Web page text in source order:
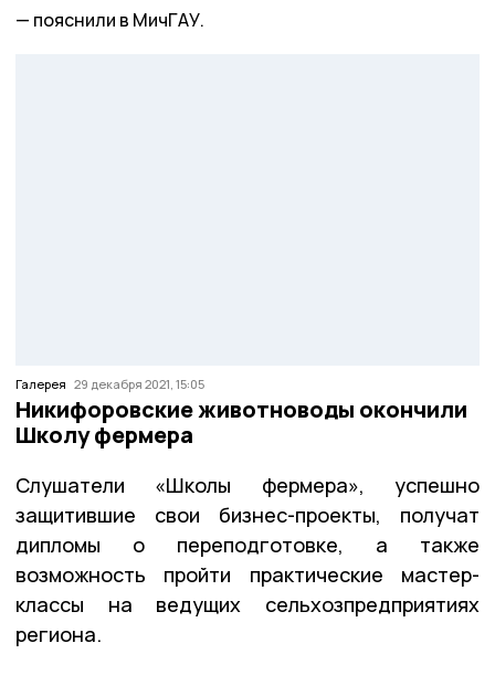
пояснили в МичГАУ.
Галерея 29 декабря 2021, 15:05
Никифоровские животноводы окончили
Школу фермера
Слушатели «Школы фермера», успешно
защитившие свои бизнес-проекты, получат
дипломы о переподготовке, а также
возможность пройти практические мастер-
классы на ведущих сельхозпредприятиях
региона.